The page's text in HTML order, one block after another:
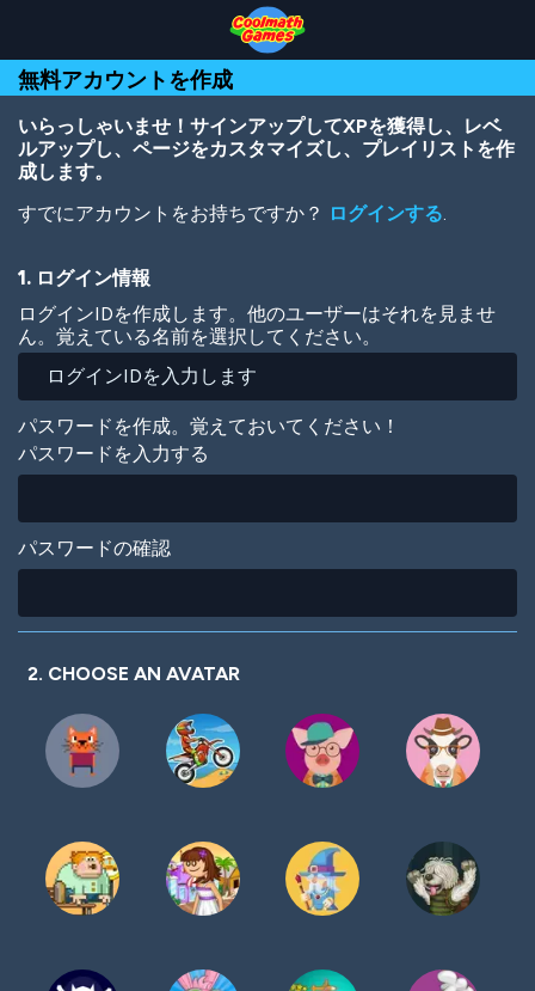
Top
of
Page
Navigation
Main
Content
Footer
ン
コ
ン
移
無料アカウントを作成
いらっしゃいませ！サインアップしてXPを獲得し、レベ
ルアップし、ページをカスタマイズし、プレイリストを作
成します。
すでにアカウントをお持ちですか？ ログインする.
1. ログイン情報
ログインIDを作成します。他のユーザーはそれを見ませ
ん。覚えている名前を選択してください。
パスワードを作成。覚えておいてください！
パスワードを入力する
パスワードの確認
2. CHOOSE AN AVATAR